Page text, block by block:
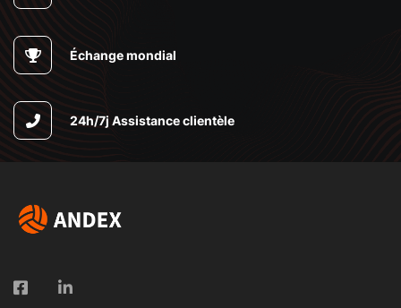
Échange mondial
24h/7j Assistance clientèle